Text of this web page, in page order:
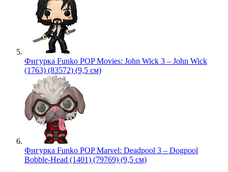
Фигурка Funko POP Movies: John Wick 3 – John Wick
(1763) (83572) (9,5 см)
Фигурка Funko POP Marvel: Deadpool 3 – Dogpool
Bobble-Head (1401) (79769) (9,5 см)